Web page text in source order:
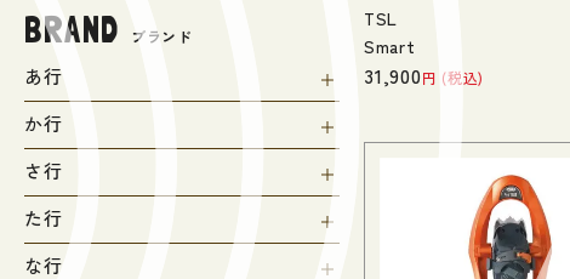
BRAND ブランド
あ行
か行
さ行
た行
な行
TSL
Smart
31,900 税込